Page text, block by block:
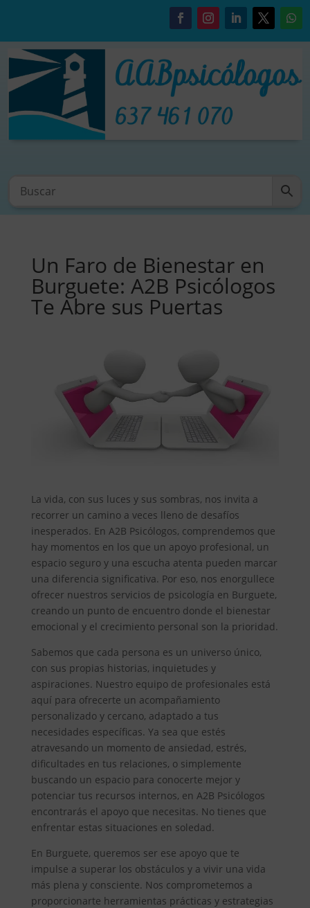
Un Faro de Bienestar en
Burguete: A2B Psicólogos
Te Abre sus Puertas
La vida, con sus luces y sus sombras, nos invita a
recorrer un camino a veces lleno de desafíos
inesperados. En A2B Psicólogos, comprendemos que
hay momentos en los que un apoyo profesional, un
espacio seguro y una escucha atenta pueden marcar
una diferencia significativa. Por eso, nos enorgullece
ofrecer nuestros servicios de psicología en Burguete,
creando un punto de encuentro donde el bienestar
emocional y el crecimiento personal son la prioridad.
Sabemos que cada persona es un universo único,
con sus propias historias, inquietudes y
aspiraciones. Nuestro equipo de profesionales está
aquí para ofrecerte un acompañamiento
personalizado y cercano, adaptado a tus
necesidades específicas. Ya sea que estés
atravesando un momento de ansiedad, estrés,
dificultades en tus relaciones, o simplemente
buscando un espacio para conocerte mejor y
potenciar tus recursos internos, en A2B Psicólogos
encontrarás el apoyo que necesitas. No tienes que
enfrentar estas situaciones en soledad.
En Burguete, queremos ser ese apoyo que te
impulse a superar los obstáculos y a vivir una vida
más plena y consciente. Nos comprometemos a
proporcionarte herramientas prácticas y estrategias